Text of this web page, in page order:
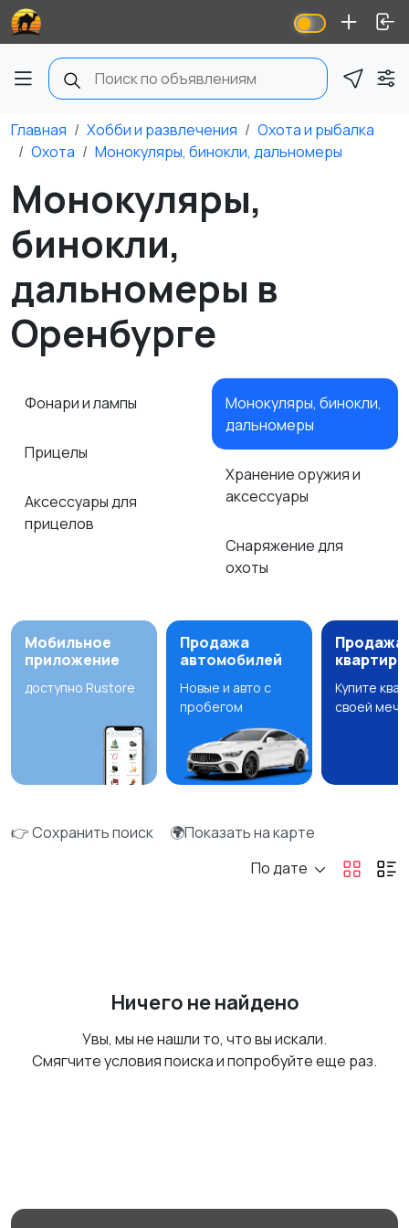
Главная Хобби и развлечения
Охота и рыбалка
Охота
Монокуляры, бинокли, дальномеры
Монокуляры,
бинокли,
дальномеры в
Оренбурге
Фонари и лампы
Прицелы
Аксессуары для
прицелов
Монокуляры, бинокли,
дальномеры
Хранение оружия и
аксессуары
Снаряжение для
охоты
Мобильное
приложение
доступно Rustore
Продажа
автомобилей
Новые и авто с
пробегом
Продажа
квартир
Купите
своей
👉 Сохранить поиск
🌍Показать на карте
По дате
Ничего не найдено
Увы, мы не нашли то, что вы искали.
Смягчите условия поиска и попробуйте еще раз.